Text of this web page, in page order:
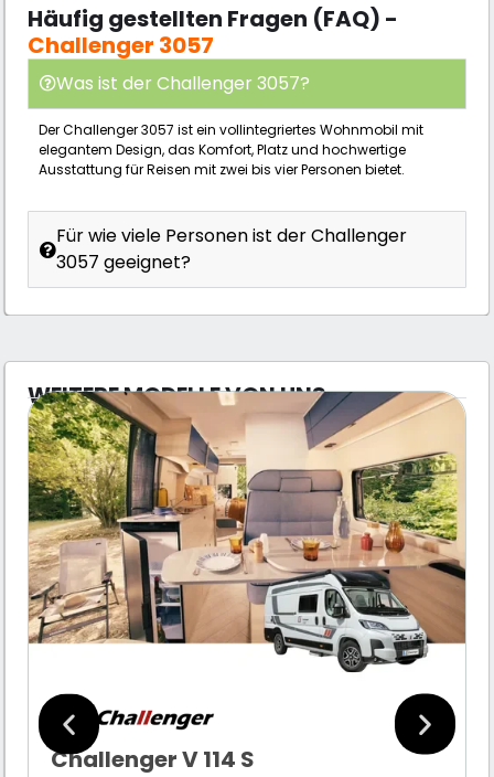
Häufig gestellten Fragen (FAQ) -
Challenger 3057
Was ist der Challenger 3057?
Der Challenger 3057 ist ein vollintegriertes Wohnmobil mit
elegantem Design, das Komfort, Platz und hochwertige
Ausstattung für Reisen mit zwei bis vier Personen bietet.
Für wie viele Personen ist der Challenger
3057 geeignet?
WEITERE MODELLE VON UNS
Challenger V 114 S